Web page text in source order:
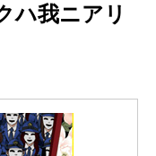
ハ我ニアリ